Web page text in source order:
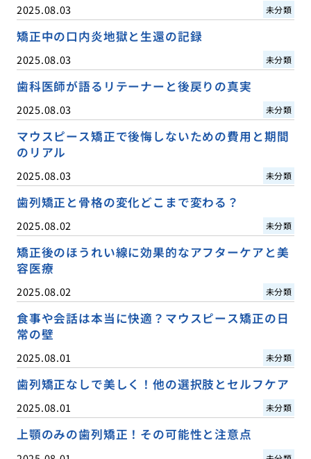
2025.08.03 未分類
矯正中の口内炎地獄と生還の記録
2025.08.03 未分類
歯科医師が語るリテーナーと後戻りの真実
2025.08.03 未分類
マウスピース矯正で後悔しないための費用と期間
のリアル
2025.08.03 未分類
歯列矯正と骨格の変化どこまで変わる？
2025.08.02 未分類
矯正後のほうれい線に効果的なアフターケアと美
容医療
2025.08.02 未分類
食事や会話は本当に快適？マウスピース矯正の日
常の壁
2025.08.01 未分類
歯列矯正なしで美しく！他の選択肢とセルフケア
2025.08.01 未分類
上顎のみの歯列矯正！その可能性と注意点